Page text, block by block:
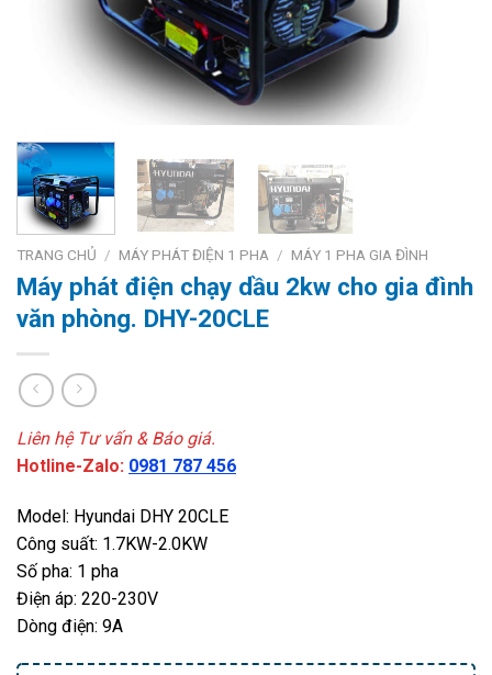
TRANG CHỦ / MÁY PHÁT ĐIỆN 1 PHA / MÁY 1 PHA GIA ĐÌNH
Máy phát điện chạy dầu 2kw cho gia đình
văn phòng. DHY-20CLE
Liên hệ Tư vấn & Báo giá.
Hotline-Zalo: 0981 787 456
Model: Hyundai DHY 20CLE
Công suất: 1.7KW-2.0KW
Số pha: 1 pha
Điện áp: 220-230V
Dòng điện: 9A